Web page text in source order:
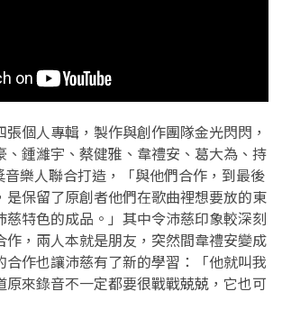
個人專輯，製作與創作團隊金光閃閃，
、鍾濰宇、蔡健雅、韋禮安、葛大為、持
樂人聯合打造，「與他們合作，到最後
是保留了原創者他們在歌曲裡想要放的東
慈特色的成品。」其中令沛慈印象較深刻
作，兩人本就是朋友，突然間韋禮安變成
合作也讓沛慈有了新的學習：「他就叫我
原來錄音不一定都要很戰戰兢兢，它也可